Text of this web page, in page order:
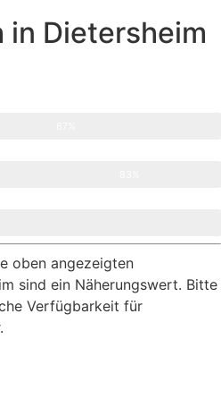
in Dietersheim
oben angezeigten
sind ein Näherungswert. Bitte
Verfügbarkeit für